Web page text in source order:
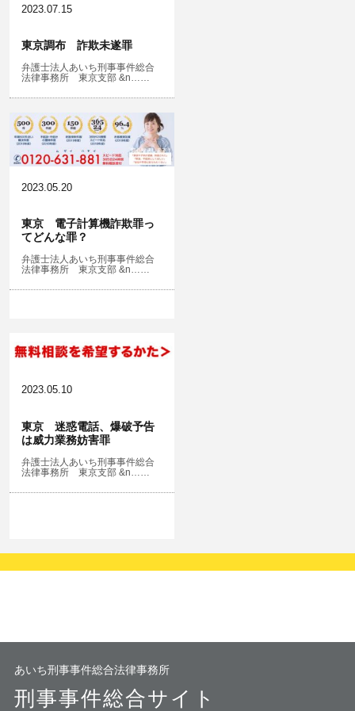
2023.07.15
東京調布 詐欺未遂罪
弁護士法人あいち刑事事件総合
法律事務所 東京支部 &n……
2023.05.20
東京 電子計算機詐欺罪っ
てどんな罪？
弁護士法人あいち刑事事件総合
法律事務所 東京支部 &n……
2023.05.10
東京 迷惑電話、爆破予告
は威力業務妨害罪
弁護士法人あいち刑事事件総合
法律事務所 東京支部 &n……
あいち刑事事件総合法律事務所
刑事事件総合サイト